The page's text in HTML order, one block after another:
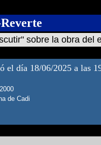
sobre la obra del
el día 18/06/2025 a las
de Cadi